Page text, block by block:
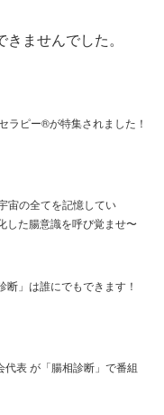
ませんでした。
ラピー®︎が特集されました！
宙の全てを記憶してい
した腸意識を呼び覚ませ〜
」は誰にでもできます！
代表 が「腸相診断」で番組